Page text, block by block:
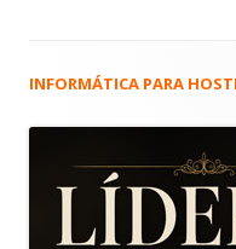
Barra
principal
INFORMÁTICA PARA